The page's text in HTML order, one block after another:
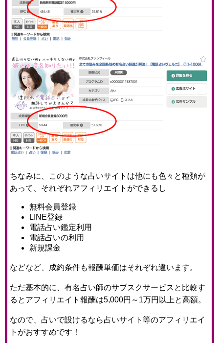
ちなみに、このような占いサイトは他にも色々と種類が
あって、それぞれアフィリエイトができるし
無料会員登録
LINE登録
電話占い鑑定利用
電話占いの利用
新規課金
などなど、成約条件も報酬単価はそれぞれ違います。
ただ基本的に、有名占い師のサブスクサービスと比較す
るとアフィリエイト報酬は5,000円～1万円以上と高額。
なので、占いで設けるなら占いサイト等のアフィリエイ
トがおすすめです！